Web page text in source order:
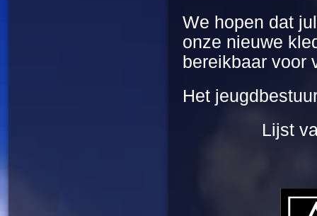
We hopen dat
onze nieuwe
bereikbaar voor
Het
Lijst